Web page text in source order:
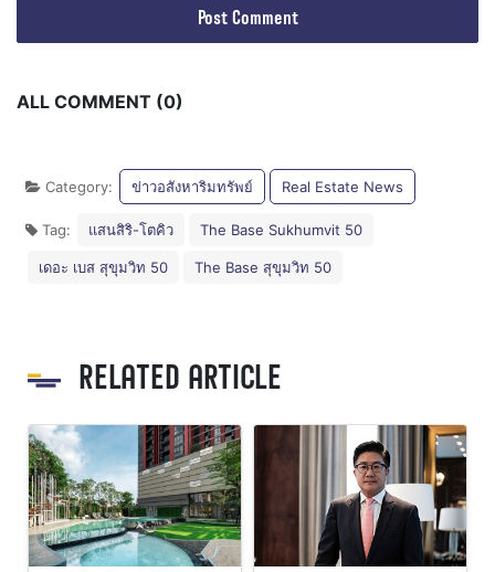
ALL COMMENT (0)
Category: ข่าวอสังหาริมทรัพย์ Real Estate News
Tag: แสนสิริ-โตคิว The Base Sukhumvit 50
เดอะ เบส สุขุมวิท 50 The Base สุขุมวิท 50
RELATED ARTICLE